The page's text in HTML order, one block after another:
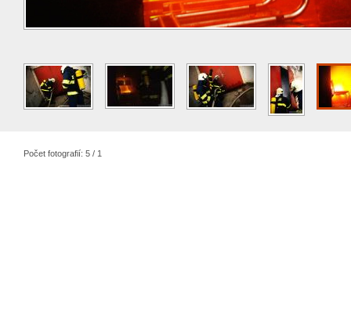
Počet fotografií: 5 / 1